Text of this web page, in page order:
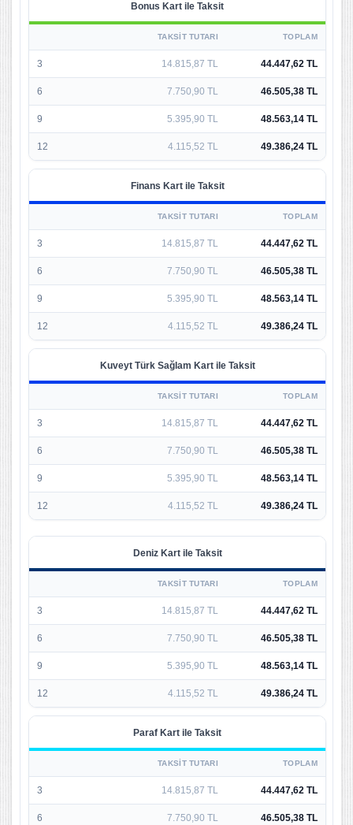
Bonus Kart ile Taksit
TAKSIT TUTARI TOPLAM
3 14.815,87 TL 44.447,62 TL
6 7.750,90 TL 46.505,38 TL
9 5.395,90 TL 48.563,14 TL
12 4.115,52 TL 49.386,24 TL
Finans Kart ile Taksit
TAKSIT TUTARI TOPLAM
3 14.815,87 TL 44.447,62 TL
6 7.750,90 TL 46.505,38 TL
9 5.395,90 TL 48.563,14 TL
12 4.115,52 TL 49.386,24 TL
Kuveyt Türk Sağlam Kart ile Taksit
TAKSIT TUTARI TOPLAM
3 14.815,87 TL 44.447,62 TL
6 7.750,90 TL 46.505,38 TL
9 5.395,90 TL 48.563,14 TL
12 4.115,52 TL 49.386,24 TL
Deniz Kart ile Taksit
TAKSIT TUTARI TOPLAM
3 14.815,87 TL 44.447,62 TL
6 7.750,90 TL 46.505,38 TL
9 5.395,90 TL 48.563,14 TL
12 4.115,52 TL 49.386,24 TL
Paraf Kart ile Taksit
TAKSIT TUTARI TOPLAM
3 14.815,87 TL 44.447,62 TL
6 7.750,90 TL 46.505,38 TL